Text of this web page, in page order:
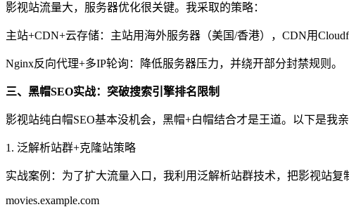
影视站流量大，服务器优化很关键。我采取的策略：
主站+CDN+云存储：主站用海外服务器（美国/香港），CDN用
Nginx反向代理+多IP轮询：降低服务器压力，并绕开部分封禁规则。
三、黑帽SEO实战：突破搜索引擎排名限制
影视站纯白帽SEO基本没机会，黑帽+白帽结合才是王道。以下是我亲
1. 泛解析站群+克隆站策略
实战案例：为了扩大流量入口，我利用泛解析站群技术，把影视站复
movies.example.com